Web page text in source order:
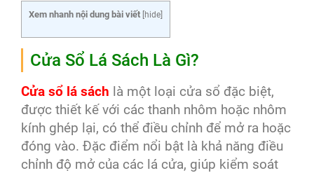
Xem nhanh nội dung bài viết hide
Cửa Sổ Lá Sách Là Gì?
Cửa sổ lá sách là một loại cửa sổ đặc biệt,
được thiết kế với các thanh nhôm hoặc nhôm
kính ghép lại, có thể điều chỉnh để mở ra hoặc
đóng vào. Đặc điểm nổi bật là khả năng điều
chỉnh độ mở của các lá cửa, giúp kiểm soát